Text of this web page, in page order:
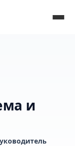
и